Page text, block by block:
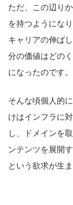
ただ、この辺り
を持つようにな
キャリアの伸ば
分の価値はどの
になったのです。
そんな頃個人的
けはインフラに
し、ドメインを
ンテンツを展開
という欲求が生